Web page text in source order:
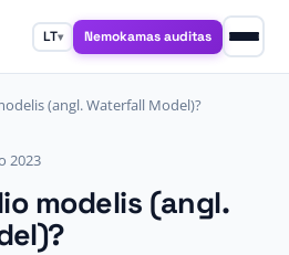
LT▾ Nemokamas auditas
(angl. Waterfall Model)?
2023
modelis (angl.